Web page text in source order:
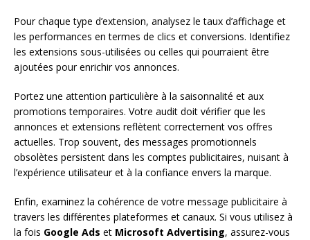
Pour chaque type d’extension, analysez le taux d’affichage et
les performances en termes de clics et conversions. Identifiez
les extensions sous-utilisées ou celles qui pourraient être
ajoutées pour enrichir vos annonces.
Portez une attention particulière à la saisonnalité et aux
promotions temporaires. Votre audit doit vérifier que les
annonces et extensions reflètent correctement vos offres
actuelles. Trop souvent, des messages promotionnels
obsolètes persistent dans les comptes publicitaires, nuisant à
l’expérience utilisateur et à la confiance envers la marque.
Enfin, examinez la cohérence de votre message publicitaire à
travers les différentes plateformes et canaux. Si vous utilisez à
la fois Google Ads et Microsoft Advertising, assurez-vous